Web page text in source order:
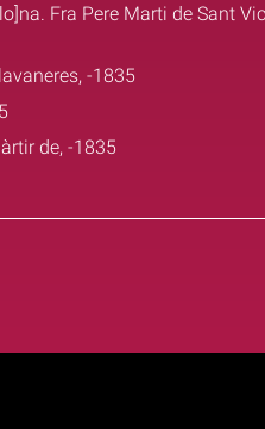
Fra Pere Marti de Sant
-1835
de, -1835